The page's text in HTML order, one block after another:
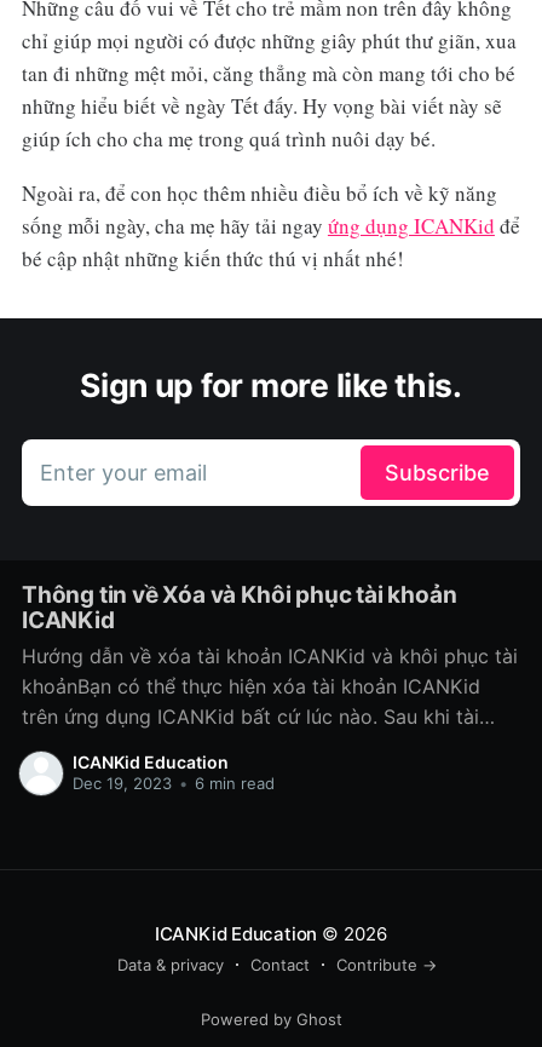
Những câu đố vui về Tết cho trẻ mầm non trên đây không
chỉ giúp mọi người có được những giây phút thư giãn, xua
tan đi những mệt mỏi, căng thẳng mà còn mang tới cho bé
những hiểu biết về ngày Tết đấy. Hy vọng bài viết này sẽ
giúp ích cho cha mẹ trong quá trình nuôi dạy bé.
Ngoài ra, để con học thêm nhiều điều bổ ích về kỹ năng
sống mỗi ngày, cha mẹ hãy tải ngay ứng dụng ICANKid để
bé cập nhật những kiến thức thú vị nhất nhé!
Sign up for more like this.
Enter your email Subscribe
Thông tin về Xóa và Khôi phục tài khoản
ICANKid
Hướng dẫn về xóa tài khoản ICANKid và khôi phục tài
khoảnBạn có thể thực hiện xóa tài khoản ICANKid
trên ứng dụng ICANKid bất cứ lúc nào. Sau khi tài
khoản được xóa hoàn tất, gói dịch vụ, nội dung, thông
tin, dữ liệu, các quyền, sở thích liên
ICANKid Education
Dec 19, 2023 • 6 min read
ICANKid Education © 2026
Data & privacy Contact Contribute →
Powered by Ghost